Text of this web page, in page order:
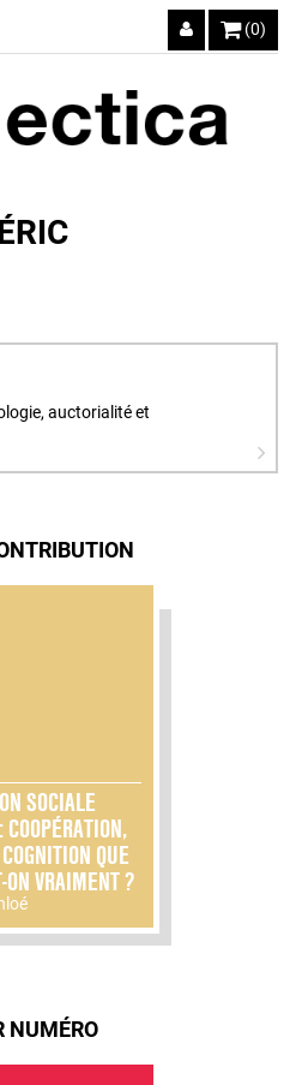
(0)
auctorialité et
SOCIALE
COOPÉRATION,
QUE
ON VRAIMENT ?
NUMÉRO